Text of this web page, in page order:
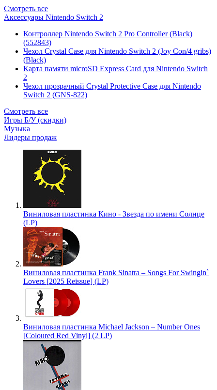
Смотреть все
Аксессуары Nintendo Switch 2
Контроллер Nintendo Switch 2 Pro Controller (Black)
(552843)
Чехол Сrystal Сase для Nintendo Switch 2 (Joy Con/4 gribs)
(Black)
Карта памяти microSD Express Card для Nintendo Switch
2
Чехол прозрачный Crystal Protective Case для Nintendo
Switch 2 (GNS-822)
Смотреть все
Игры Б/У (скидки)
Музыка
Лидеры продаж
Виниловая пластинка Кино - Звезда по имени Солнце
(LP)
Виниловая пластинка Frank Sinatra – Songs For Swingin`
Lovers [2025 Reissue] (LP)
Виниловая пластинка Michael Jackson – Number Ones
[Coloured Red Vinyl] (2 LP)